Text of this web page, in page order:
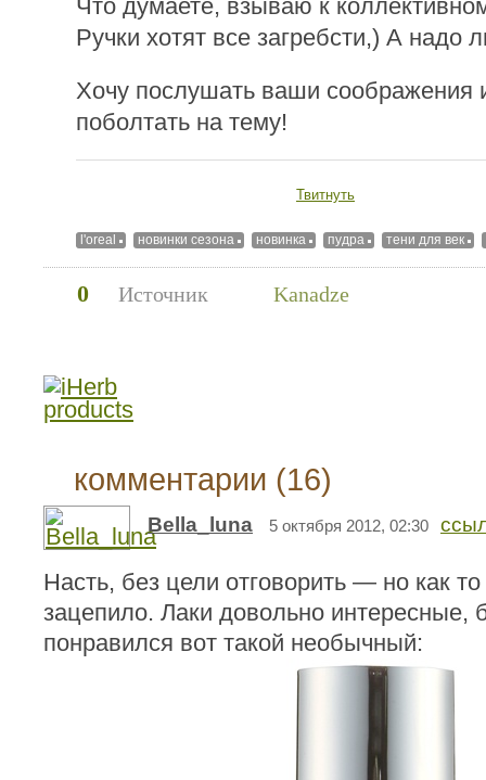
Что думаете, взываю к
Ручки хотят все загребсти,) А надо
Хочу послушать ваши соображения
поболтать на тему!
Твитнуть
l'oreal новинки сезона новинка пудра тени для век
0 Источник Kanadze
комментарии (16)
Bella_luna 5 октября 2012, 02:30
Насть, без цели отговорить — но как
зацепило. Лаки довольно интересные,
понравился вот такой необычный: